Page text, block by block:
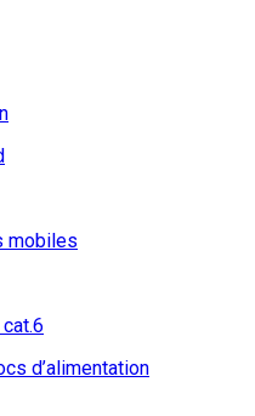
mobiles
d’alimentation